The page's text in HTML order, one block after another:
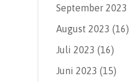
September 2023
August 2023 (16)
Juli 2023 (16)
Juni 2023 (15)